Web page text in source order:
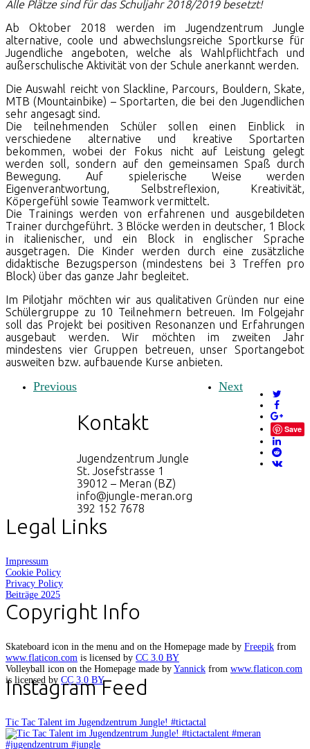
Alle Plätze sind für das Schuljahr 2018/2019 besetzt!
Ab Oktober 2018 werden im Jugendzentrum Jungle
alternative, coole und abwechslungsreiche Sportkurse für
Jugendliche angeboten, welche als Wahlpflichtfach und
außerschulische Aktivität von der Schule anerkannt werden.
Die Auswahl reicht von Slackline, Parcours, Bouldern, Skate,
MTB (Mountainbike) – Sportarten, die bei den Jugendlichen
sehr angesagt sind.
Die teilnehmenden Schüler sollen einen Einblick in
verschiedene alternative und kreative Sportarten
bekommen, wobei der Fokus nicht auf Leistung gelegt
werden soll, sondern auf den gemeinsamen Spaß durch
Bewegung. Auf spielerische Weise werden
Eigenverantwortung, Selbstreflexion, Kreativität,
Köpergefühl sowie Teamwork vermittelt.
Die Trainings werden von erfahrenen und ausgebildeten
Trainer durchgeführt. 3 Blöcke werden in deutscher, 1 Block
in italienischer, und ein Block in englischer Sprache
ausgetragen. Die Kinder werden durch eine zusätzliche
didaktische Bezugsperson (mindestens bei 3 Treffen pro
Block) über das ganze Jahr begleitet.
Im Pilotjahr möchten wir aus qualitativen Gründen nur eine
Schülergruppe zu 10 Teilnehmern betreuen. Im Folgejahr
soll das Projekt bei positiven Resonanzen und Erfahrungen
ausgebaut werden. Wir möchten im zweiten Jahr
mindestens vier Gruppen betreuen, unser Sportangebot
ausweiten bzw. aufbauende Kurse anbieten.
Save
Previous Next
Kontakt
Jugendzentrum Jungle
St. Josefstrasse 1
39012 – Meran (BZ)
info@jungle-meran.org
392 152 7678
Legal Links
Impressum
Cookie Policy
Privacy Policy
Beiträge 2025
Copyright Info
Skateboard icon in the menu and on the Homepage made by Freepik from
www.flaticon.com is licensed by CC 3.0 BY
Volleyball icon on the Homepage made by Yannick from www.flaticon.com
is licensed by CC 3.0 BY
Instagram Feed
Tic Tac Talent im Jugendzentrum Jungle! #tictactal